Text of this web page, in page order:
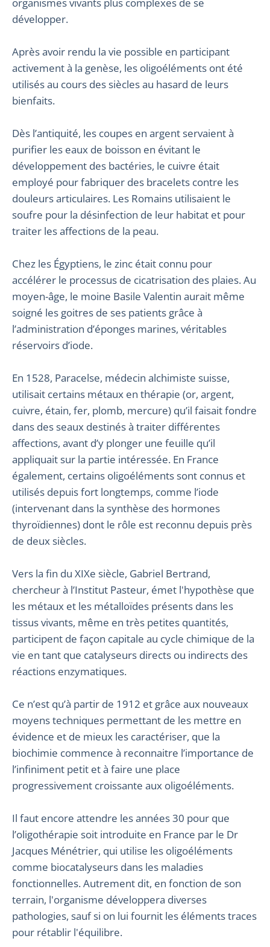
développer.
Après avoir rendu la vie possible en participant
activement à la genèse, les oligoéléments ont été
utilisés au cours des siècles au hasard de leurs
bienfaits.
Dès l’antiquité, les coupes en argent servaient à
purifier les eaux de boisson en évitant le
développement des bactéries, le cuivre était
employé pour fabriquer des bracelets contre les
douleurs articulaires. Les Romains utilisaient le
soufre pour la désinfection de leur habitat et pour
traiter les affections de la peau.
Chez les Égyptiens, le zinc était connu pour
accélérer le processus de cicatrisation des plaies. Au
moyen-âge, le moine Basile Valentin aurait même
soigné les goitres de ses patients grâce à
l’administration d’éponges marines, véritables
réservoirs d’iode.
En 1528, Paracelse, médecin alchimiste suisse,
utilisait certains métaux en thérapie (or, argent,
cuivre, étain, fer, plomb, mercure) qu’il faisait fondre
dans des seaux destinés à traiter différentes
affections, avant d’y plonger une feuille qu’il
appliquait sur la partie intéressée. En France
également, certains oligoéléments sont connus et
utilisés depuis fort longtemps, comme l’iode
(intervenant dans la synthèse des hormones
thyroïdiennes) dont le rôle est reconnu depuis près
de deux siècles.
Vers la fin du XIXe siècle, Gabriel Bertrand,
chercheur à l’Institut Pasteur, émet l'hypothèse que
les métaux et les métalloïdes présents dans les
tissus vivants, même en très petites quantités,
participent de façon capitale au cycle chimique de la
vie en tant que catalyseurs directs ou indirects des
réactions enzymatiques.
Ce n’est qu’à partir de 1912 et grâce aux nouveaux
moyens techniques permettant de les mettre en
évidence et de mieux les caractériser, que la
biochimie commence à reconnaitre l’importance de
l’infiniment petit et à faire une place
progressivement croissante aux oligoéléments.
Il faut encore attendre les années 30 pour que
l’oligothérapie soit introduite en France par le Dr
Jacques Ménétrier, qui utilise les oligoéléments
comme biocatalyseurs dans les maladies
fonctionnelles. Autrement dit, en fonction de son
terrain, l'organisme développera diverses
pathologies, sauf si on lui fournit les éléments traces
pour rétablir l'équilibre.